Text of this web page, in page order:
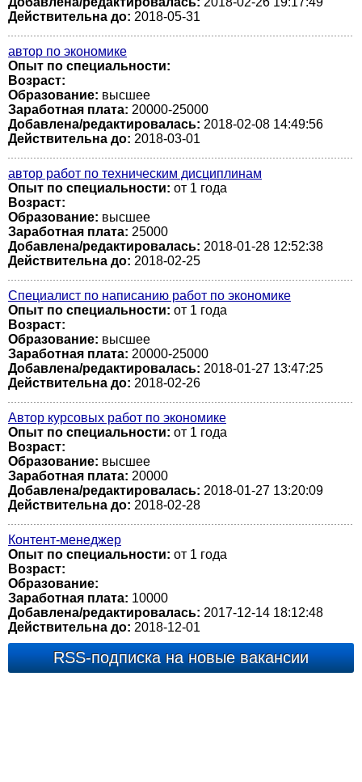
Действительна до: 2018-05-31
автор по экономике
Опыт по специальности:
Возраст:
Образование: высшее
Заработная плата: 20000-25000
Добавлена/редактировалась: 2018-02-08 14:49:56
Действительна до: 2018-03-01
автор работ по техническим дисциплинам
Опыт по специальности: от 1 года
Возраст:
Образование: высшее
Заработная плата: 25000
Добавлена/редактировалась: 2018-01-28 12:52:38
Действительна до: 2018-02-25
Специалист по написанию работ по экономике
Опыт по специальности: от 1 года
Возраст:
Образование: высшее
Заработная плата: 20000-25000
Добавлена/редактировалась: 2018-01-27 13:47:25
Действительна до: 2018-02-26
Автор курсовых работ по экономике
Опыт по специальности: от 1 года
Возраст:
Образование: высшее
Заработная плата: 20000
Добавлена/редактировалась: 2018-01-27 13:20:09
Действительна до: 2018-02-28
Контент-менеджер
Опыт по специальности: от 1 года
Возраст:
Образование:
Заработная плата: 10000
Добавлена/редактировалась: 2017-12-14 18:12:48
Действительна до: 2018-12-01
RSS-подписка на новые вакансии